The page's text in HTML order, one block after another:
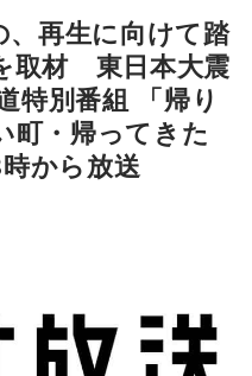
交流の深いTOWA TEIの
（feat.RYUICHI
じめとした自らの楽曲か
などの坂本氏が手がけた
も入りつつ、ラスト2曲
ているY.M.Oのライヴ盤
「BEHIND THE
ルージュマジック」でプ
ーン・デビューを果た
平康）では歌手として同
でテイチクよりレコード
なる北原三枝（石原まき
センセーショナルを巻き
、文化放送での冠ラジオ番
う一つの素顔」がファン
、再生に向けて踏
取材 東日本大震
特別番組 「帰り
町・帰ってきた
から放送